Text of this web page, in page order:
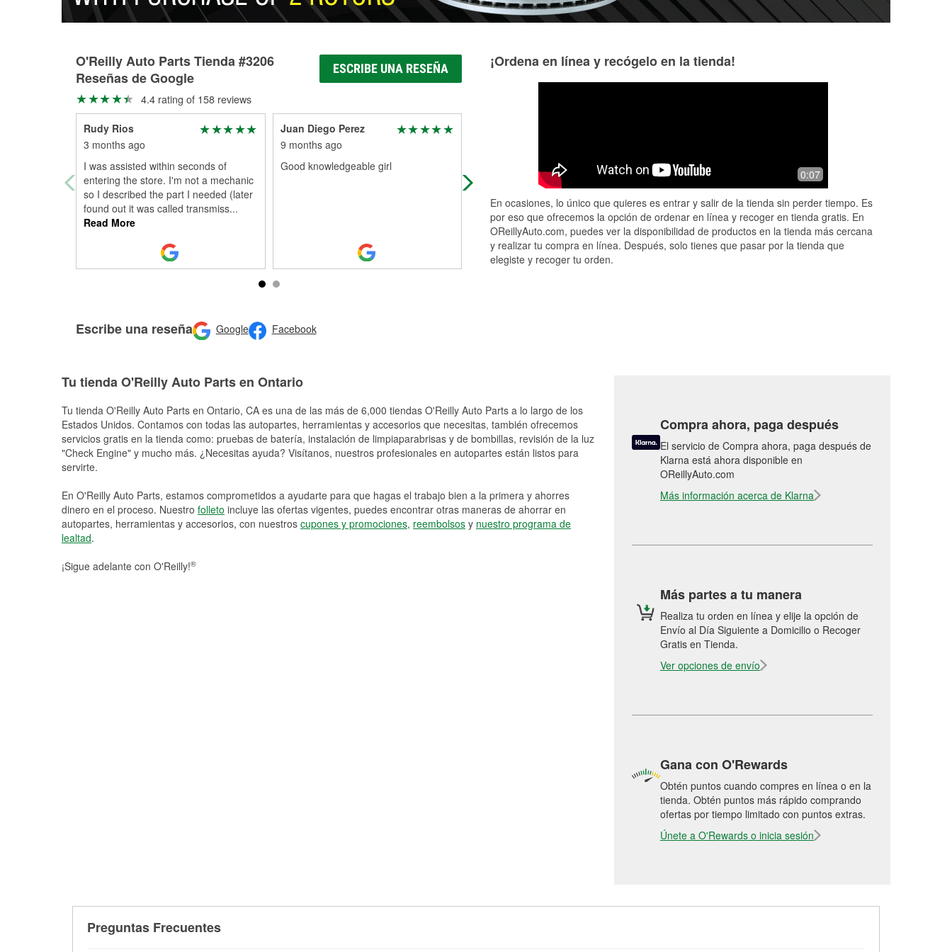
O'Reilly Auto Parts Tienda #3206
Reseñas de Google
ESCRIBE UNA RESEÑA
4.4 rating of 158 reviews
Rudy Rios
3 months ago
I was assisted within seconds of
entering the store. I'm not a mechanic
so I described the part I needed (later
found out it was called transmiss...
Read More
Juan Diego Perez
9 months ago
Good knowledgeable girl
This is where I get my auto parts from
Very convenient and very exceptional
Escribe una reseña Google Facebook
¡Ordena en línea y recógelo en la tienda!
0:07
En ocasiones, lo único que quieres es entrar y salir de la tienda sin perder tiempo. Es
por eso que ofrecemos la opción de ordenar en línea y recoger en tienda gratis. En
OReillyAuto.com, puedes ver la disponibilidad de productos en la tienda más cercana
y realizar tu compra en línea. Después, solo tienes que pasar por la tienda que
elegiste y recoger tu orden.
Tu tienda O'Reilly Auto Parts en Ontario
Tu tienda O'Reilly Auto Parts en Ontario, CA es una de las más de 6,000 tiendas O'Reilly Auto Parts a lo largo de los
Estados Unidos. Contamos con todas las autopartes, herramientas y accesorios que necesitas, también ofrecemos
servicios gratis en la tienda como: pruebas de batería, instalación de limpiaparabrisas y de bombillas, revisión de la luz
"Check Engine" y mucho más. ¿Necesitas ayuda? Visítanos, nuestros profesionales en autopartes están listos para
servirte.
En O'Reilly Auto Parts, estamos comprometidos a ayudarte para que hagas el trabajo bien a la primera y ahorres
dinero en el proceso. Nuestro folleto incluye las ofertas vigentes, puedes encontrar otras maneras de ahorrar en
autopartes, herramientas y accesorios, con nuestros cupones y promociones, reembolsos y nuestro programa de
lealtad.
¡Sigue adelante con O'Reilly!®
Compra ahora, paga después
El servicio de Compra ahora, paga después de
Klarna está ahora disponible en
OReillyAuto.com
Más información acerca de Klarna
Más partes a tu manera
Realiza tu orden en línea y elije la opción de
Envío al Día Siguiente a Domicilio o Recoger
Gratis en Tienda.
Ver opciones de envío
Gana con O'Rewards
Obtén puntos cuando compres en línea o en la
tienda. Obtén puntos más rápido comprando
ofertas por tiempo limitado con puntos extras.
Únete a O'Rewards o inicia sesión
Preguntas Frecuentes